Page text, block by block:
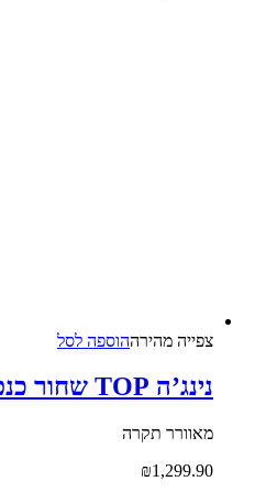
צפייה‬ ‫מהירה‬הוספה לסל
נינג’ה TOP שחור כנפיים עץ
מאוורר תקרה
₪1,299.90